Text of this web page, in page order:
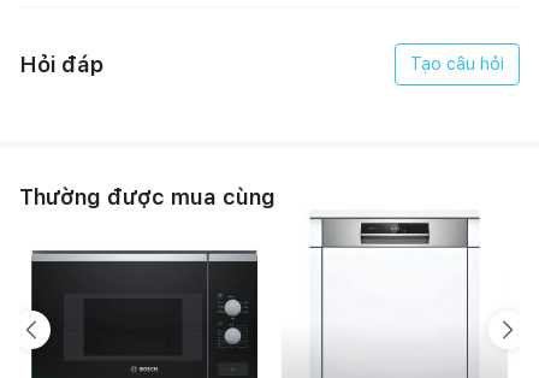
Mặt kính Schott Ceran của Bếp từ Bosch PXX975DC1E
Flex-zone: Vùng nấu linh hoạt
Với tính năng Flexi-zone trên bếp từ Bosch PXX975DC1E giúp
bạn đặt bếp ở bất kỳ vùng nào, nấu bất cứ đâu một cách dễ
dàng và thoải mái.
Hỏi đáp Tạo câu hỏi
Thường được mua cùng